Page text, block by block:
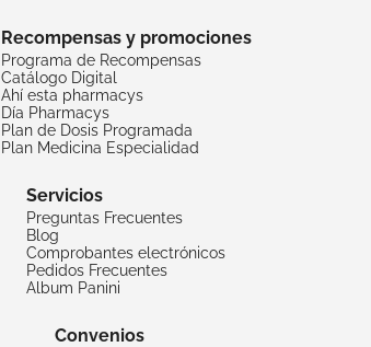
Recompensas y promociones
Programa de Recompensas
Catálogo Digital
Ahí esta pharmacys
Día Pharmacys
Plan de Dosis Programada
Plan Medicina Especialidad
Servicios
Preguntas Frecuentes
Blog
Comprobantes electrónicos
Pedidos Frecuentes
Album Panini
Convenios